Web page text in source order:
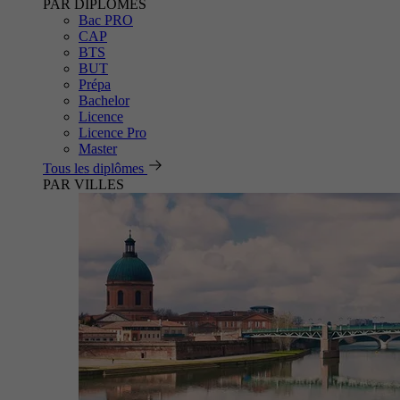
PAR DIPLÔMES
Bac PRO
CAP
BTS
BUT
Prépa
Bachelor
Licence
Licence Pro
Master
Tous les diplômes
PAR VILLES